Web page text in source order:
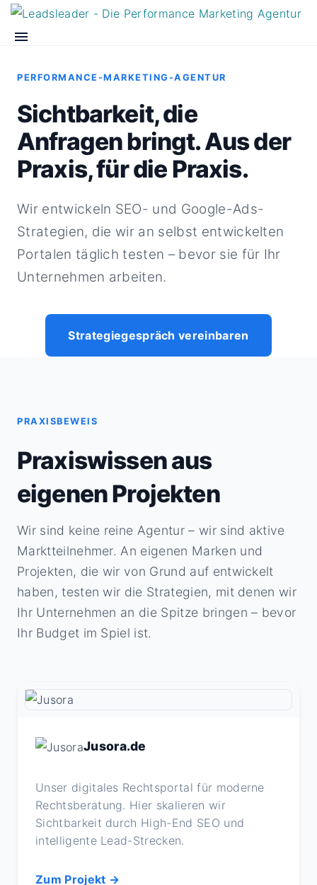
PERFORMANCE-MARKETING-AGENTUR
Sichtbarkeit, die
Anfragen bringt. Aus der
Praxis, für die Praxis.
Wir entwickeln SEO- und Google-Ads-
Strategien, die wir an selbst entwickelten
Portalen täglich testen – bevor sie für Ihr
Unternehmen arbeiten.
Strategiegespräch vereinbaren
PRAXISBEWEIS
Praxiswissen aus
eigenen Projekten
Wir sind keine reine Agentur – wir sind aktive
Marktteilnehmer. An eigenen Marken und
Projekten, die wir von Grund auf entwickelt
haben, testen wir die Strategien, mit denen wir
Ihr Unternehmen an die Spitze bringen – bevor
Ihr Budget im Spiel ist.
Jusora.de
Unser digitales Rechtsportal für moderne
Rechtsberatung. Hier skalieren wir
Sichtbarkeit durch High-End SEO und
intelligente Lead-Strecken.
Zum Projekt →